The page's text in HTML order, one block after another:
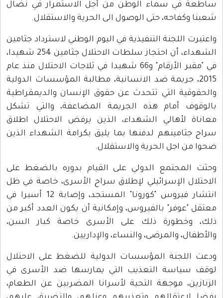
ساطعة في سماء الوطن من أجل الاستمرار في نضال
شعبنا وكفاحه، حتى الوصول الى الحرية والاستقلال.
واعتبرت اللجنة التنفيذية في اليوم الوطني لاسترداد جثامين
الشهداء، أن احتجاز سلطات الاحتلال جثامين 254 شهيدا،
في "مقبر الأرقام" و66 شهيدا في ثلاجات الاحتلال منذ عام
2015، جريمة ضد الانسانية، مطالبة المؤسسات الدولية
والحقوقية التي تتحدث عن حقوق الإنسان والديمقراطية
بالوقوف أمام هذه الجريمة المضاعفة، والتي تشكل
معاناة لأهالي الشهداء، الذين يرفض الاحتلال اطلاق
سراح جثامينهم لدفنها بما يليق بكرامة الشهداء الذين
ضحوا من اجل الحرية والاستقلال.
وحثت المجتمع الدولي على القيام بدوره بالضغط على
الاحتلال الإسرائيلي لإطلاق سراح الأسرى، خاصة في ظل
انتشار فيروس "كورونا" المستجد، وإصابة 12 أسيرا في
معتقل "عوفر" بالفيروس، وإمكانية أن يكون العدد أكبر من
ذلك، وخطورة ذلك على الأسرى خاصة كبار السن،
والأطفال، والمرضى، والنساء، والإداريين.
ودعت اللجنة المؤسسات الدولية للضغط على الاحتلال
لوقف سياسة التعذيب التي يمارسها ضد الأسرى في
الزنازين، موجهة التحية لأسرانا المضربين عن الطعام،